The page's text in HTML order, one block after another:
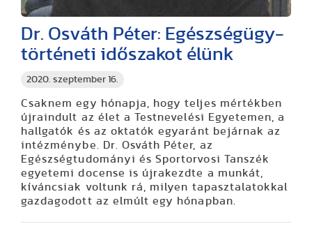
2020. szeptember 16.
Dr. Osváth Péter: Egészségügy-
történeti időszakot élünk
Csaknem egy hónapja, hogy teljes mértékben
újraindult az élet a Testnevelési Egyetemen, a
hallgatók és az oktatók egyaránt bejárnak az
intézménybe. Dr. Osváth Péter, az
Egészségtudományi és Sportorvosi Tanszék
egyetemi docense is újrakezdte a munkát,
kíváncsiak voltunk rá, milyen tapasztalatokkal
gazdagodott az elmúlt egy hónapban.